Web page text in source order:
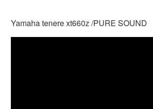
Yamaha tenere xt660z /PURE SOUND